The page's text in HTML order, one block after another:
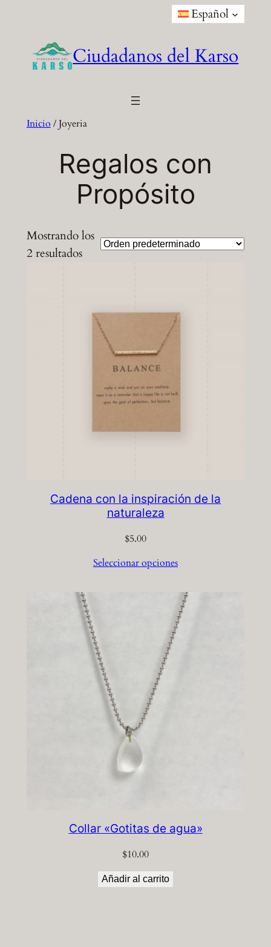
Español
Ciudadanos del Karso
Inicio / Joyeria
Regalos con
Propósito
Mostrando los
2 resultados
Cadena con la inspiración de la
naturaleza
$5.00
Seleccionar opciones
Collar «Gotitas de agua»
$10.00
Añadir al carrito